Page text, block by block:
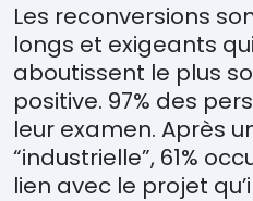
Les reconversions
longs et exigeants
aboutissent le plus
positive. 97% des
leur examen. Après
“industrielle”, 61%
lien avec le projet